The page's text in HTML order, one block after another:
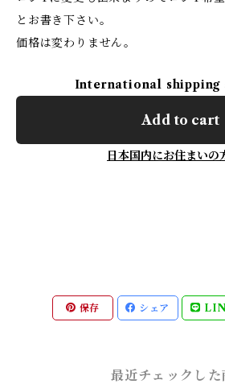
とお書き下さい。
価格は変わりません。
International shipping
Add to cart
日本国内にお住まいの
保存 シェア
最近チェックした